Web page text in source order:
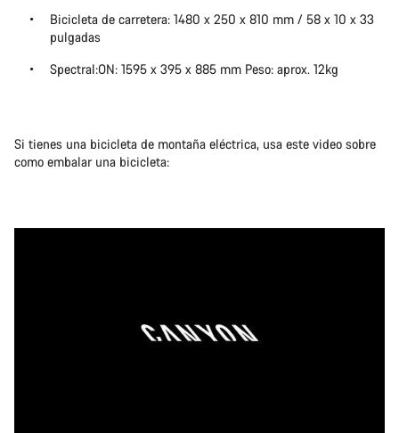
Bicicleta de carretera: 1480 x 250 x 810 mm / 58 x 10 x 33
pulgadas
Spectral:ON: 1595 x 395 x 885 mm Peso: aprox. 12kg
Si tienes una bicicleta de montaña eléctrica, usa este video sobre
como embalar una bicicleta: